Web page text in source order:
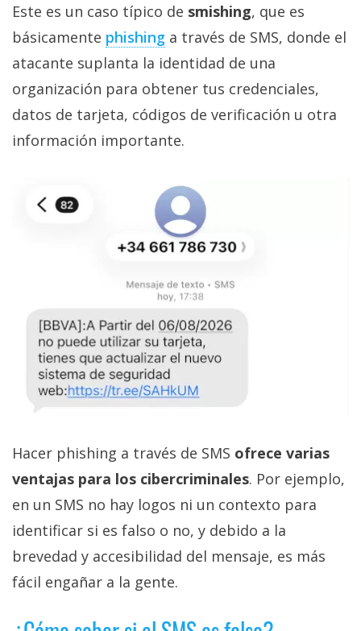
Este es un caso típico de smishing, que es
básicamente phishing‎ a través de SMS, donde el
atacante suplanta la identidad de una
organización para obtener tus credenciales,
datos de tarjeta, códigos de verificación u otra
información importante.
Hacer phishing a través de SMS ofrece varias
ventajas para los cibercriminales. Por ejemplo,
en un SMS no hay logos ni un contexto para
identificar si es falso o no, y debido a la
brevedad y accesibilidad del mensaje, es más
fácil engañar a la gente.